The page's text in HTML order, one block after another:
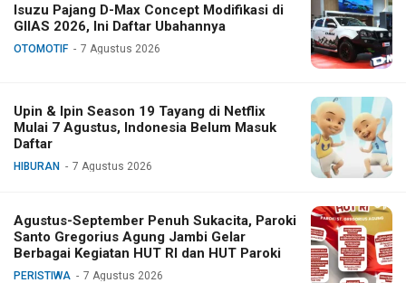
Isuzu Pajang D-Max Concept Modifikasi di
GIIAS 2026, Ini Daftar Ubahannya
OTOMOTIF 7 Agustus 2026
Upin & Ipin Season 19 Tayang di Netflix
Mulai 7 Agustus, Indonesia Belum Masuk
Daftar
HIBURAN 7 Agustus 2026
Agustus-September Penuh Sukacita, Paroki
Santo Gregorius Agung Jambi Gelar
Berbagai Kegiatan HUT RI dan HUT Paroki
PERISTIWA 7 Agustus 2026